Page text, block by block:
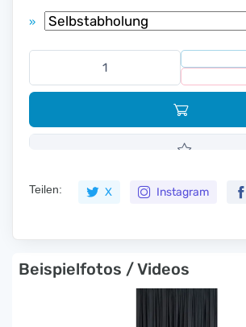
»
Teilen: X Instagram
Beispielfotos / Videos